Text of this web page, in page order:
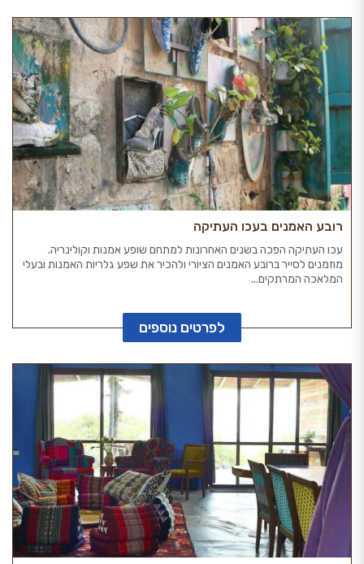
רובע האמנים בעכו העתיקה
עכו העתיקה הפכה בשנים האחרונות למתחם שופע אמנות וקולינריה.
מוזמנים לסייר ברובע האמנים הציורי ולהכיר את שפע גלריות האמנות ובעלי
המלאכה המרתקים...
לפרטים נוספים